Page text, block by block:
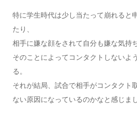
特に学生時代は少し当たって崩れると
たり、
相手に嫌な顔をされて自分も嫌な気持
そのことによってコンタクトしないよ
る。
それが結局、試合で相手がコンタクト
ない原因になっているのかなと感じまし